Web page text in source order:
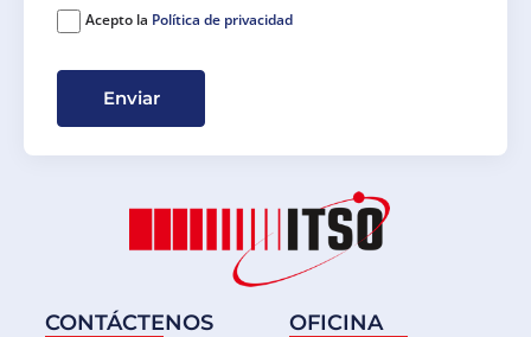
Acepto la Política de privacidad
Enviar
CONTÁCTENOS OFICINA